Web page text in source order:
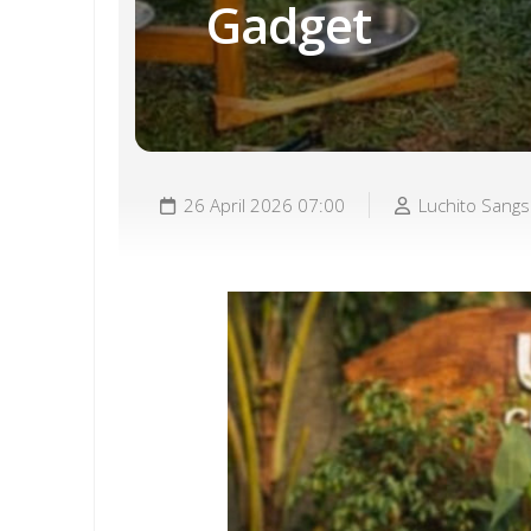
Gadget
26 April 2026 07:00 Luchito